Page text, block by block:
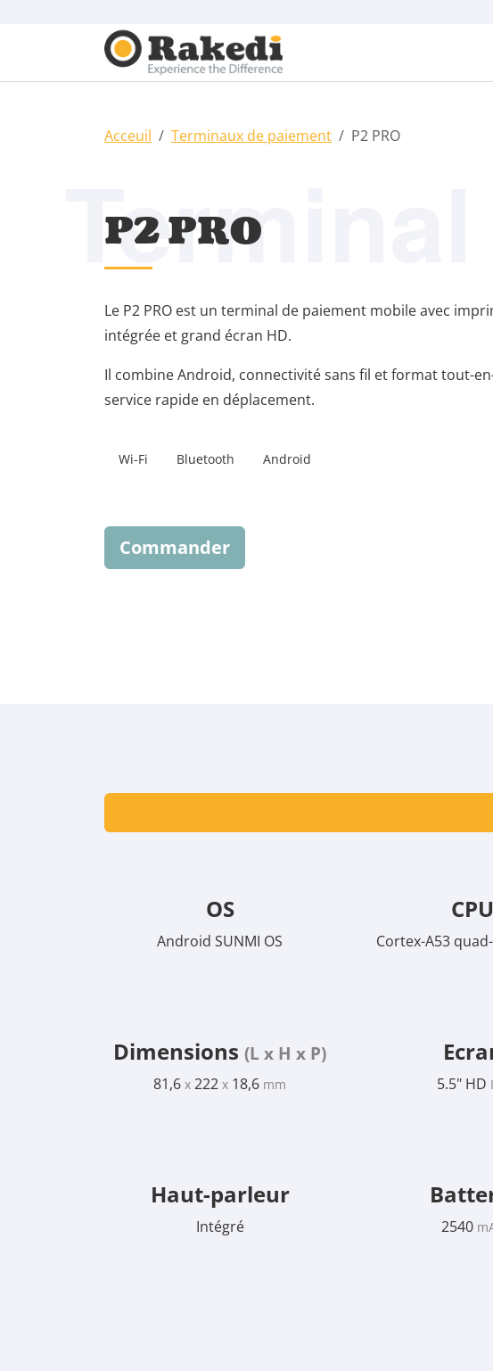
Acceuil Terminaux de paiement P2 PRO
P2 PRO
Le P2 PRO est un terminal de paiement mobile avec
intégrée et grand écran HD.
Il combine Android, connectivité sans fil et format tout-
service rapide en déplacement.
Wi-Fi Bluetooth Android
Commander
OS
Android SUNMI OS
CPU
Cortex-A53
Dimensions(L x H x P)
81,6x 222x 18,6 mm 5.5" HD
Haut-parleur
Intégré 2540